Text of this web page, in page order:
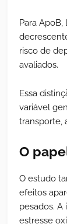
Para
risco de
avaliados.
Essa
variável
transporte,
O
O estudo
efeitos
pesados.
estresse